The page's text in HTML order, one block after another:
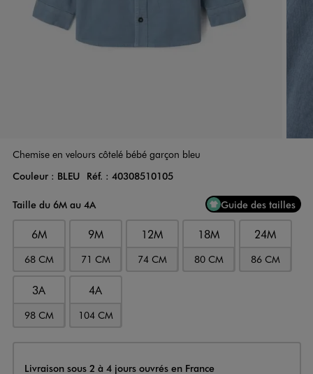
Chemise en velours côtelé bébé garçon bleu
Couleur
Couleur : BLEU Réf. : 40308510105
Taille du 6M au 4A
Guide des tailles
6M
68 CM
9M
71 CM
12M
74 CM
18M
80 CM
24M
86 CM
3A
98 CM
4A
104 CM
Livraison
Livraison sous 2 à 4 jours ouvrés en France